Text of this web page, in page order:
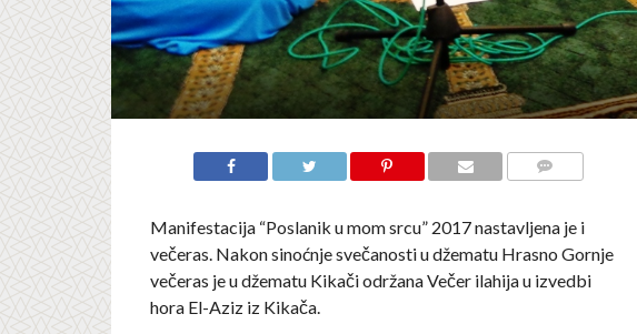
Manifestacija “Poslanik u mom srcu” 2017 nastavljena je i
večeras. Nakon sinoćnje svečanosti u džematu Hrasno Gornje
večeras je u džematu Kikači održana Večer ilahija u izvedbi
hora El-Aziz iz Kikača.